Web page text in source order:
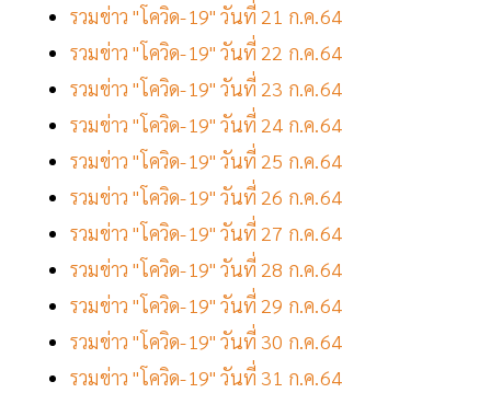
รวมข่าว "โควิด-19" วันที่ 21 ก.ค.64
รวมข่าว "โควิด-19" วันที่ 22 ก.ค.64
รวมข่าว "โควิด-19" วันที่ 23 ก.ค.64
รวมข่าว "โควิด-19" วันที่ 24 ก.ค.64
รวมข่าว "โควิด-19" วันที่ 25 ก.ค.64
รวมข่าว "โควิด-19" วันที่ 26 ก.ค.64
รวมข่าว "โควิด-19" วันที่ 27 ก.ค.64
รวมข่าว "โควิด-19" วันที่ 28 ก.ค.64
รวมข่าว "โควิด-19" วันที่ 29 ก.ค.64
รวมข่าว "โควิด-19" วันที่ 30 ก.ค.64
รวมข่าว "โควิด-19" วันที่ 31 ก.ค.64